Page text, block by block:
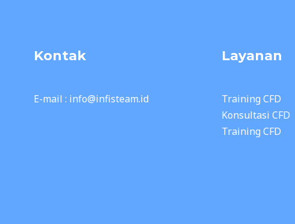
Kontak
E-mail : info@infisteam.id
Layanan
Training CFD
Konsultasi CFD
Training CFD